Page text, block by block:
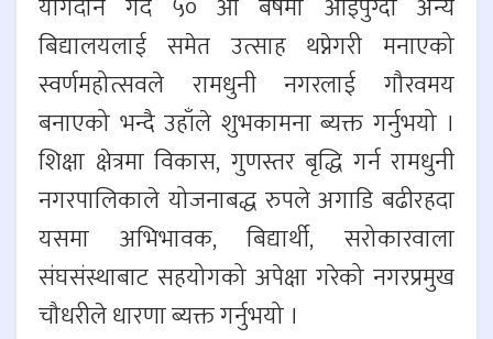
योगदान गर्दै ५० औ बर्षमा आइपुग्दा अन्य
बिद्यालयलाई समेत उत्साह थप्नेगरी मनाएको
स्वर्णमहोत्सवले रामधुनी नगरलाई गौरवमय
बनाएको भन्दै उहाँले शुभकामना ब्यक्त गर्नुभयो ।
शिक्षा क्षेत्रमा विकास, गुणस्तर बृद्धि गर्न रामधुनी
नगरपालिकाले योजनाबद्ध रुपले अगाडि बढीरहदा
यसमा अभिभावक, बिद्यार्थी, सरोकारवाला
संघसंस्थाबाट सहयोगको अपेक्षा गरेको नगरप्रमुख
चौधरीले धारणा ब्यक्त गर्नुभयो ।